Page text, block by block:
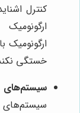
کنترل
خستگی
سیستم‌های
سیستم‌های